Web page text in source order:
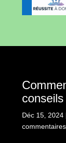
Déc 15, 2024
commentaires